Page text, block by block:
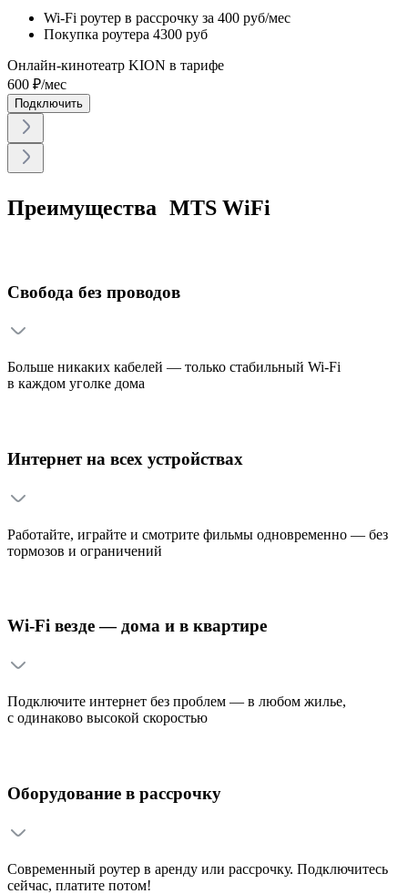
Wi-Fi роутер в рассрочку за 400 руб/мес
Покупка роутера 4300 руб
Онлайн-кинотеатр KION в тарифе
600 ₽/мес
Подключить
Преимущества MTS WiFi
Свобода без проводов
Больше никаких кабелей — только стабильный Wi-Fi
в каждом уголке дома
Интернет на всех устройствах
Работайте, играйте и смотрите фильмы одновременно — без
тормозов и ограничений
Wi-Fi везде — дома и в квартире
Подключите интернет без проблем — в любом жилье,
с одинаково высокой скоростью
Оборудование в рассрочку
Современный роутер в аренду или рассрочку. Подключитесь
сейчас, платите потом!